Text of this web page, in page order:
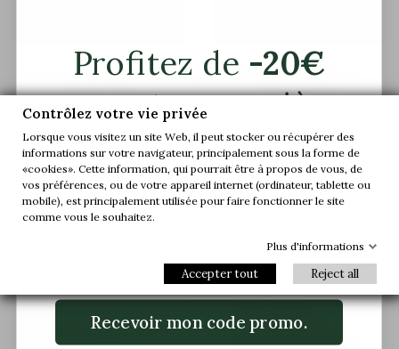
Chaussures Rehaussantes
Pineto Noir
(1)
169,90 €
Bosa Sable Sneakers
Rehaussantes
179,90 €
-63% -63%
Contrôlez votre vie privée
Lorsque vous visitez un site Web, il peut stocker ou récupérer des
informations sur votre navigateur, principalement sous la forme de
«cookies». Cette information, qui pourrait être à propos de vous, de
vos préférences, ou de votre appareil internet (ordinateur, tablette ou
mobile), est principalement utilisée pour faire fonctionner le site
comme vous le souhaitez.
Plus d'informations
Accepter tout Reject all
Profitez de -20€
sur votre première
commande.
Rejoignez-nous et accédez en avant-
première à nos offres exclusives et à nos
dernières nouveautés.
Recevoir mon code promo.